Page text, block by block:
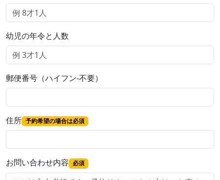
幼児の年令と人数
郵便番号（ハイフン-不要）
住所 予約希望の場合は必須
お問い合わせ内容 必須